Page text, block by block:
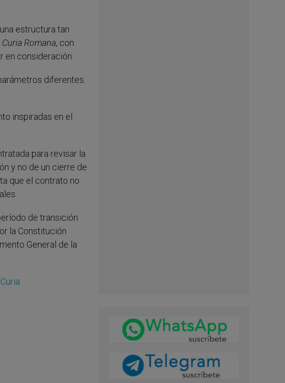
estructura tan
Curia Romana, con
en consideración.
diferentes.
inspiradas en el
para revisar la
y no de un cierre de
que el contrato no
de transición
la Constitución
General de la